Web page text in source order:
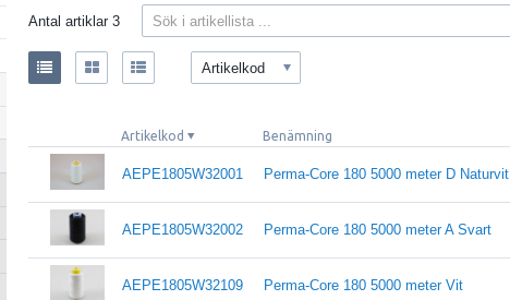
Antal artiklar3
Artikelkod
Artikelkod Benämning
AEPE1805W32001 Perma-Core 180 5000 meter D Naturvit
AEPE1805W32002 Perma-Core 180 5000 meter A Svart
AEPE1805W32109 Perma-Core 180 5000 meter Vit